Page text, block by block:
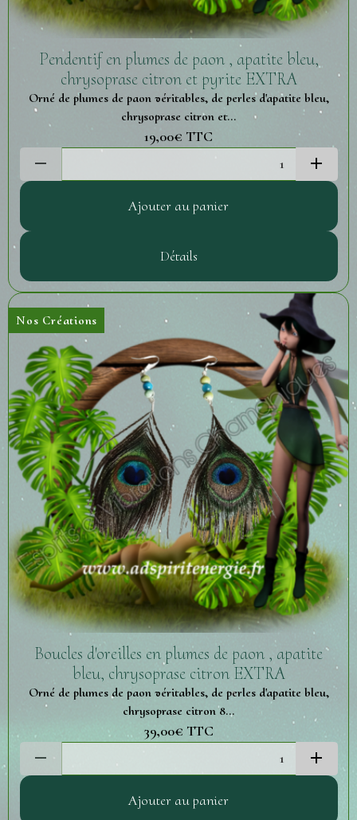
Pendentif en plumes de paon , apatite bleu,
chrysoprase citron et pyrite EXTRA
Orné de plumes de paon véritables, de perles d'apatite bleu,
chrysoprase citron et...
19,00€ TTC
Ajouter au panier
Détails
Nos Créations
Boucles d'oreilles en plumes de paon , apatite
bleu, chrysoprase citron EXTRA
Orné de plumes de paon véritables, de perles d'apatite bleu,
chrysoprase citron 8...
39,00€ TTC
Ajouter au panier